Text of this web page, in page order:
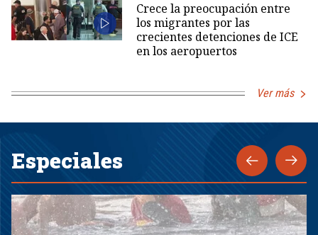
Crece la preocupación entre
los migrantes por las
crecientes detenciones de ICE
en los aeropuertos
Ver más
Especiales